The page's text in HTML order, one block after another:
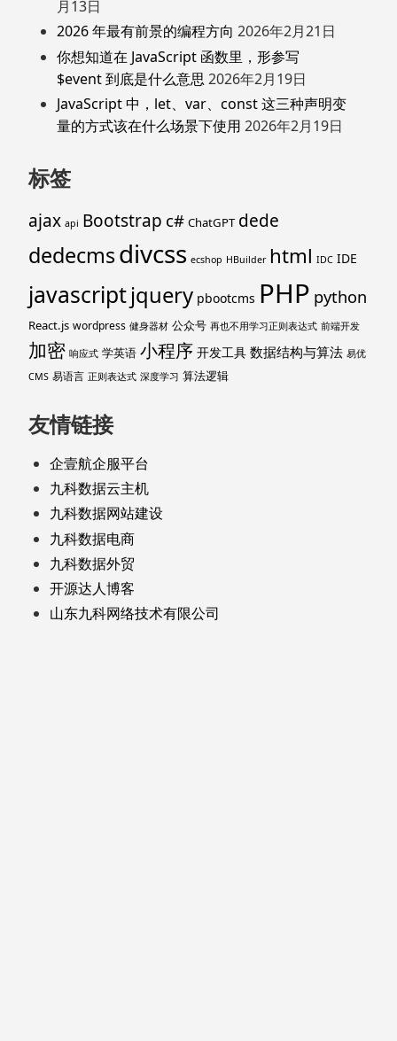
月13日
2026 年最有前景的编程方向 2026年2月21日
你想知道在 JavaScript 函数里，形参写
$event 到底是什么意思 2026年2月19日
JavaScript 中，let、var、const 这三种声明变
量的方式该在什么场景下使用 2026年2月19日
标签
ajax api Bootstrap c# ChatGPT dede
dedecmsdivcss ecshop HBuilder html IDC IDE
javascriptjquery pbootcms PHP python
React.js wordpress 健身器材 公众号 再也不用学习正则表达式 前端开发
加密 响应式 学英语 小程序 开发工具 数据结构与算法 易优
CMS 易语言 正则表达式 深度学习 算法逻辑
友情链接
企壹航企服平台
九科数据云主机
九科数据网站建设
九科数据电商
九科数据外贸
开源达人博客
山东九科网络技术有限公司